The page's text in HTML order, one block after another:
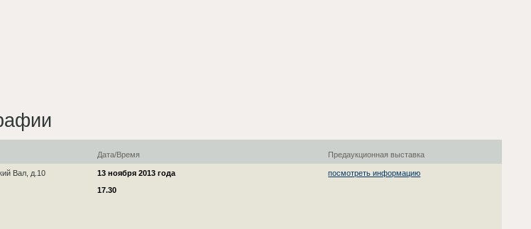
Дата/Время Предаукционная выставка
Вал, д.10
13 ноября 2013 года
17.30
посмотреть информацию